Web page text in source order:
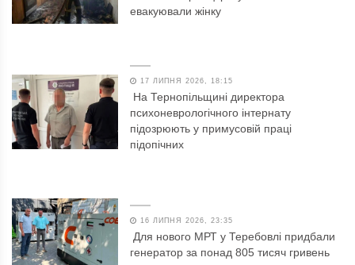
евакуювали жінку
17 ЛИПНЯ 2026, 18:15
На Тернопільщині директора
психоневрологічного інтернату
підозрюють у примусовій праці
підопічних
16 ЛИПНЯ 2026, 23:35
Для нового МРТ у Теребовлі придбали
генератор за понад 805 тисяч гривень